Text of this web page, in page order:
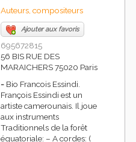
Auteurs, compositeurs
Ajouter aux favoris
695672815
56 BIS RUE DES
MARAICHERS 75020 Paris
- Bio Francois Essindi.
François Essindi est un
artiste camerounais. Il joue
aux instruments
Traditionnels de la forêt
équatoriale: – A cordes: (